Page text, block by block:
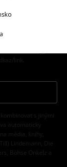
údaje a
link.
s jinými
automaticky
média, knihy,
Lindemann, Die
Böhse Onkelz a